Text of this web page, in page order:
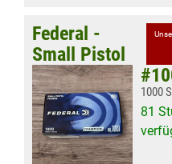
Federal -
Small Pistol
1000
81